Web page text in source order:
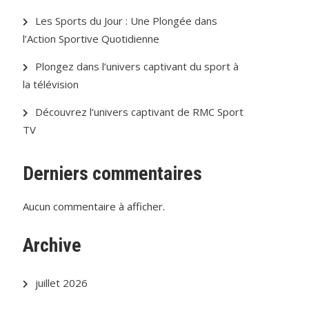
Les Sports du Jour : Une Plongée dans
l’Action Sportive Quotidienne
Plongez dans l’univers captivant du sport à
la télévision
Découvrez l’univers captivant de RMC Sport
TV
Derniers commentaires
Aucun commentaire à afficher.
Archive
juillet 2026